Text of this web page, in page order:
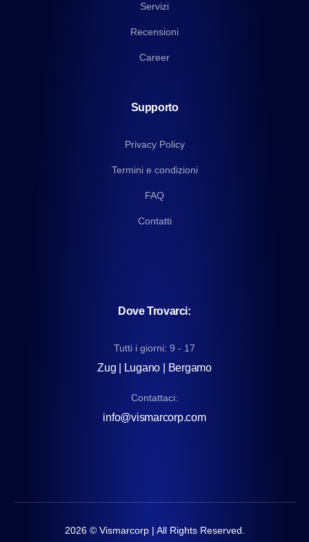
Servizi
Recensioni
Career
Supporto
Privacy Policy
Termini e condizioni
FAQ
Contatti
Dove Trovarci:
Tutti i giorni: 9 - 17
Zug | Lugano | Bergamo
Contattaci:
info@vismarcorp.com
2026© Vismarcorp | All Rights Reserved.